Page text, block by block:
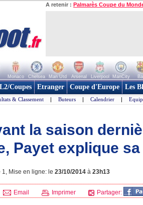
A retenir : Palmarès Coupe du
Monaco Chelsea Man Utd Arsenal Liverpool ManCity
L2/Coupes Etranger Coupe d'Europe Les
& Classement | Buteurs | Calendrier |
la saison
Payet explique
1, Mise en ligne: le 23/10/2014 à 23h13
Email Imprimer Partager: